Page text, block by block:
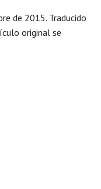
de 2015. Traducido
original se